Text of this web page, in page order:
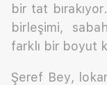
bir tat
birleşimi,
farklı bir boyut
Şeref Bey,